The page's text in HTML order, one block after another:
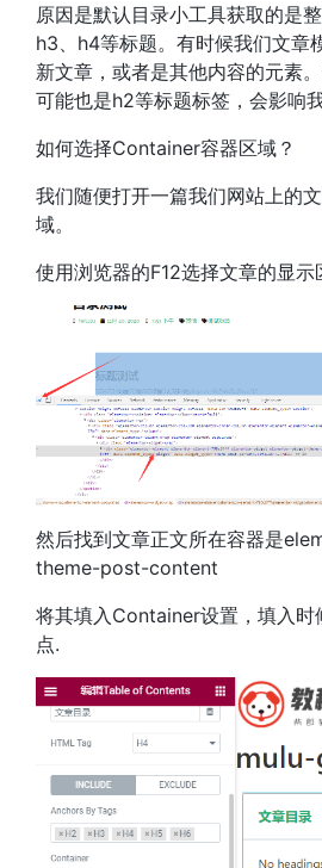
原因是默认目录小工具获取的是
h3、h4等标题。有时候我们文章
新文章，或者是其他内容的元素
可能也是h2等标题标签，会影响
如何选择Container容器区域？
我们随便打开一篇我们网站上的
域。
使用浏览器的F12选择文章的显示
然后找到文章正文所在容器是
theme-post-content
将其填入Container设置，填入时
点.